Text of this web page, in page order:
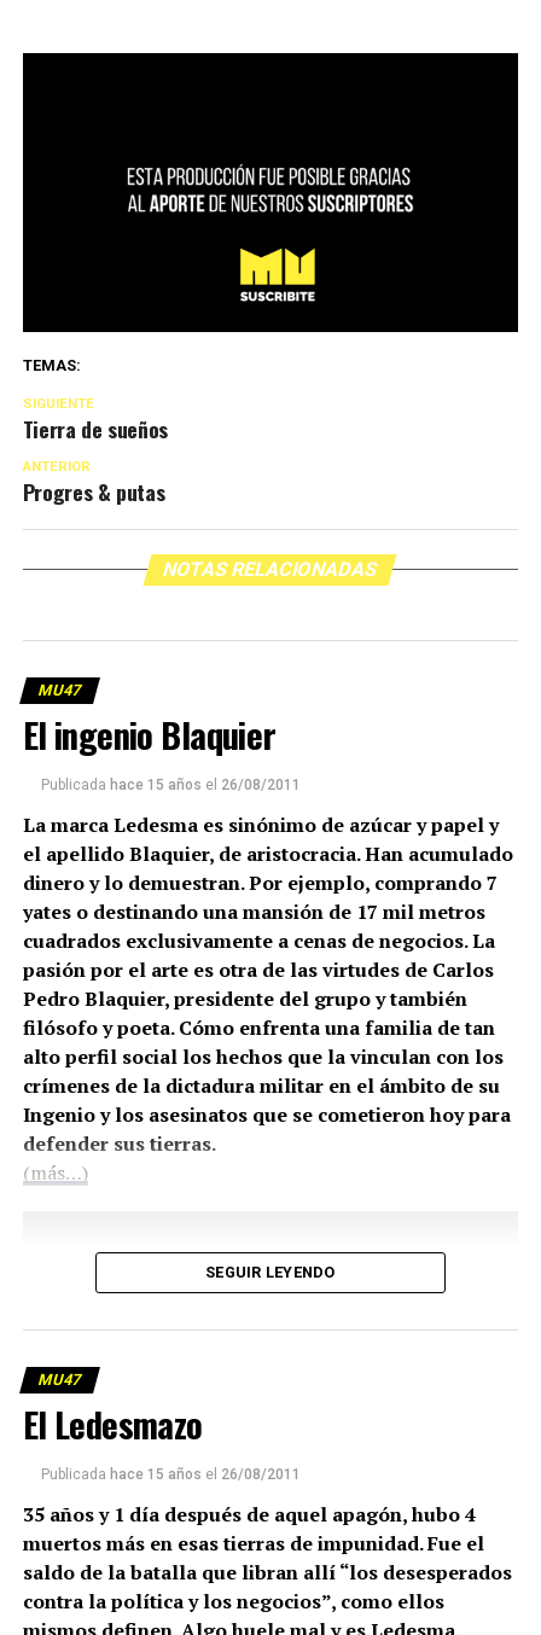
TEMAS:
SIGUIENTE
Tierra de sueños
ANTERIOR
Progres & putas
NOTAS RELACIONADAS
MU47
El ingenio Blaquier
Publicada hace 15 años el 26/08/2011
La marca Ledesma es sinónimo de azúcar y papel y
el apellido Blaquier, de aristocracia. Han acumulado
dinero y lo demuestran. Por ejemplo, comprando 7
yates o destinando una mansión de 17 mil metros
cuadrados exclusivamente a cenas de negocios. La
pasión por el arte es otra de las virtudes de Carlos
Pedro Blaquier, presidente del grupo y también
filósofo y poeta. Cómo enfrenta una familia de tan
alto perfil social los hechos que la vinculan con los
crímenes de la dictadura militar en el ámbito de su
Ingenio y los asesinatos que se cometieron hoy para
defender sus tierras.
(más…)
SEGUIR LEYENDO
MU47
El Ledesmazo
Publicada hace 15 años el 26/08/2011
35 años y 1 día después de aquel apagón, hubo 4
muertos más en esas tierras de impunidad. Fue el
saldo de la batalla que libran allí “los desesperados
contra la política y los negocios”, como ellos